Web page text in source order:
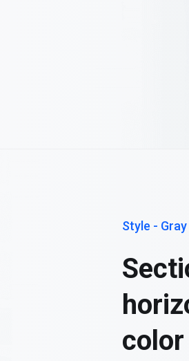
Style - Gray
color